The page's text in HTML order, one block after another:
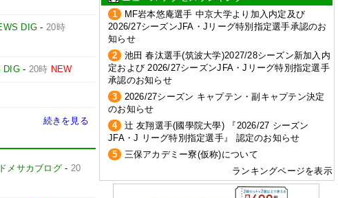
DIG - 20時
DIG- 20時 NEW
続きを見る
ドメサカブログ- 20
1
MF岩本悠庵選手 中京大学より加入内定及び
2026/27シーズンJFA・Jリーグ特別指定選手承認のお
知らせ
2
池田 春汰選手(筑波大学)2027/28シーズン新加入内
定および 2026/27シーズンJFA・Jリーグ特別指定選手
承認のお知らせ
3
2026/27シーズン キャプテン・副キャプテン決定
のお知らせ
4
辻 友翔選手(國學院大學) 『2026/27 シーズン
JFA・J リーグ特別指定選手』 認定のお知らせ
5
三保アカデミー寮(仮称)について
ランキングページを表示